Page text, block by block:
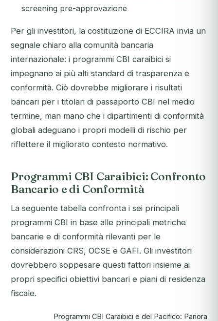
screening pre-approvazione
Per gli investitori, la costituzione di ECCIRA invia un
segnale chiaro alla comunità bancaria
internazionale: i programmi CBI caraibici si
impegnano ai più alti standard di trasparenza e
conformità. Ciò dovrebbe migliorare i risultati
bancari per i titolari di passaporto CBI nel medio
termine, man mano che i dipartimenti di conformità
globali adeguano i propri modelli di rischio per
riflettere il migliorato contesto normativo.
Programmi CBI Caraibici: Confronto
Bancario e di Conformità
La seguente tabella confronta i sei principali
programmi CBI in base alle principali metriche
bancarie e di conformità rilevanti per le
considerazioni CRS, OCSE e GAFI. Gli investitori
dovrebbero soppesare questi fattori insieme ai
propri specifici obiettivi bancari e piani di residenza
fiscale.
Programmi CBI Caraibici e del Pacifico: